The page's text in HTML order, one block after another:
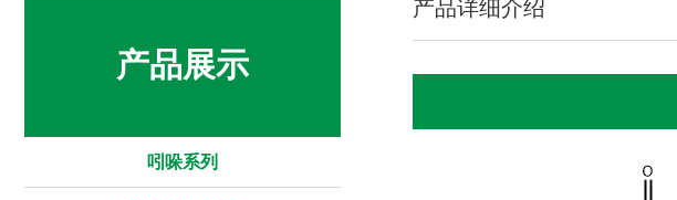
产品展示
吲哚系列
产品详细介绍